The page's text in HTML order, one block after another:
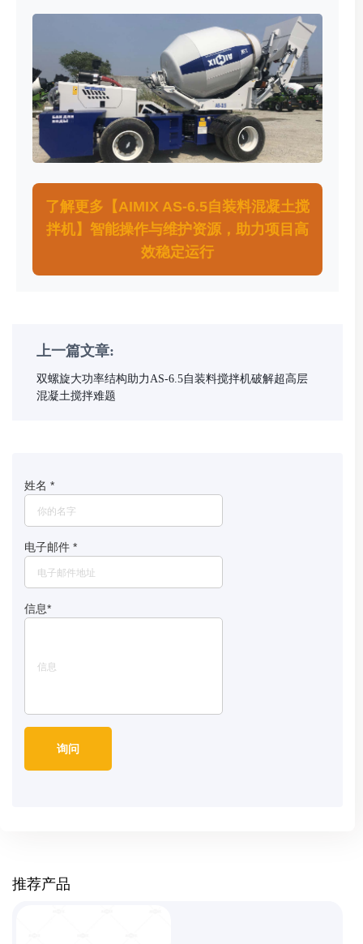
了解更多【AIMIX AS-6.5自装料混凝土搅
拌机】智能操作与维护资源，助力项目高
效稳定运行
上一篇文章:
双螺旋大功率结构助力AS-6.5自装料搅拌机破解超高层
混凝土搅拌难题
姓名 *
电子邮件 *
信息*
推荐产品